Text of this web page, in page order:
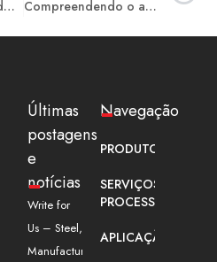
434 Propriedades do aço inoxidável, fabricação, prós e contras, formas, aplicação Compreendendo o aço inoxidável 408: um elemento-chave na série 400
Últimas
postagens
e
notícias
Write for
Us – Steel,
Manufacturing
Navegação
PRODUTOS
SERVIÇOS E
PROCESSAMENTO
APLICAÇÃO